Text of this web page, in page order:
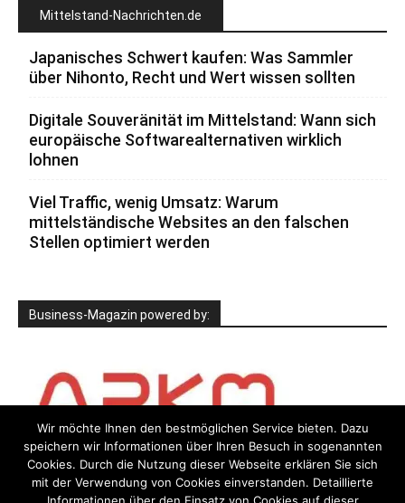
Mittelstand-Nachrichten.de
Japanisches Schwert kaufen: Was Sammler
über Nihonto, Recht und Wert wissen sollten
Digitale Souveränität im Mittelstand: Wann sich
europäische Softwarealternativen wirklich
lohnen
Viel Traffic, wenig Umsatz: Warum
mittelständische Websites an den falschen
Stellen optimiert werden
Business-Magazin powered by:
Wir möchte Ihnen den bestmöglichen Service bieten. Dazu
speichern wir Informationen über Ihren Besuch in sogenannten
Cookies. Durch die Nutzung dieser Webseite erklären Sie sich
mit der Verwendung von Cookies einverstanden. Detaillierte